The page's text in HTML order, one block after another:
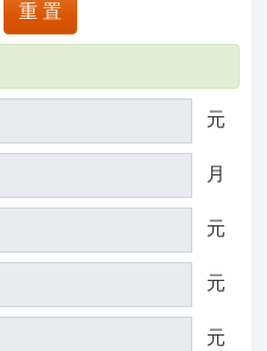
重 置
元
月
元
元
元